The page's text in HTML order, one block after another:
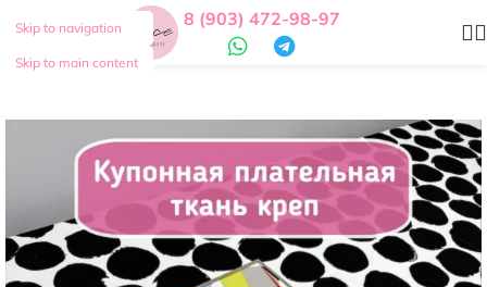
Skip to navigation
Skip to main content
8 (903) 472-98-97